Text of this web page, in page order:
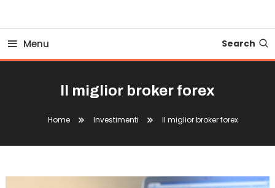
Menu Search
Il miglior broker forex
Home Investimenti Il miglior broker forex